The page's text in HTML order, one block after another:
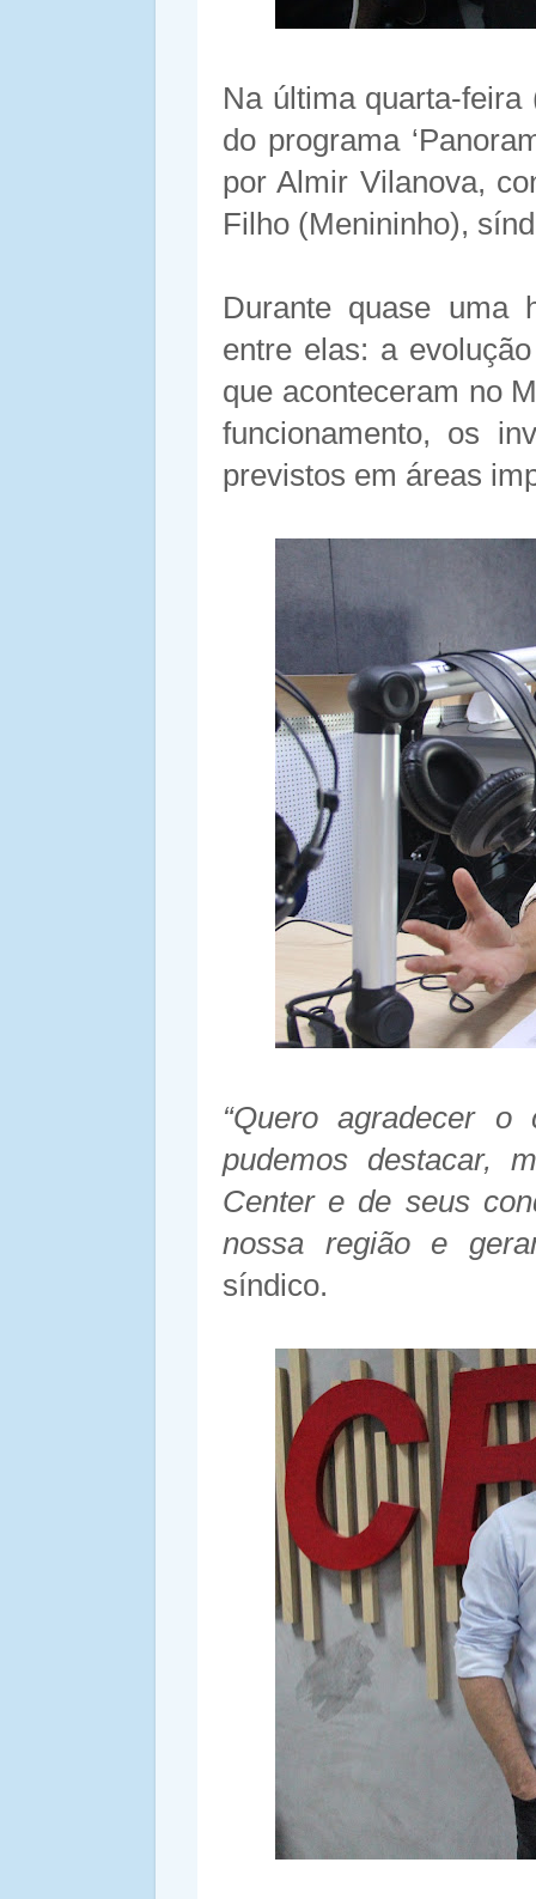
Na última quarta-
do programa
por Almir Vilanova,
Filho (Menininho),
Durante quase uma
entre elas: a
que aconteceram no
funcionamento, os
previstos em áreas
“Quero agradecer
pudemos destacar,
Center e de seus
nossa região e
síndico.